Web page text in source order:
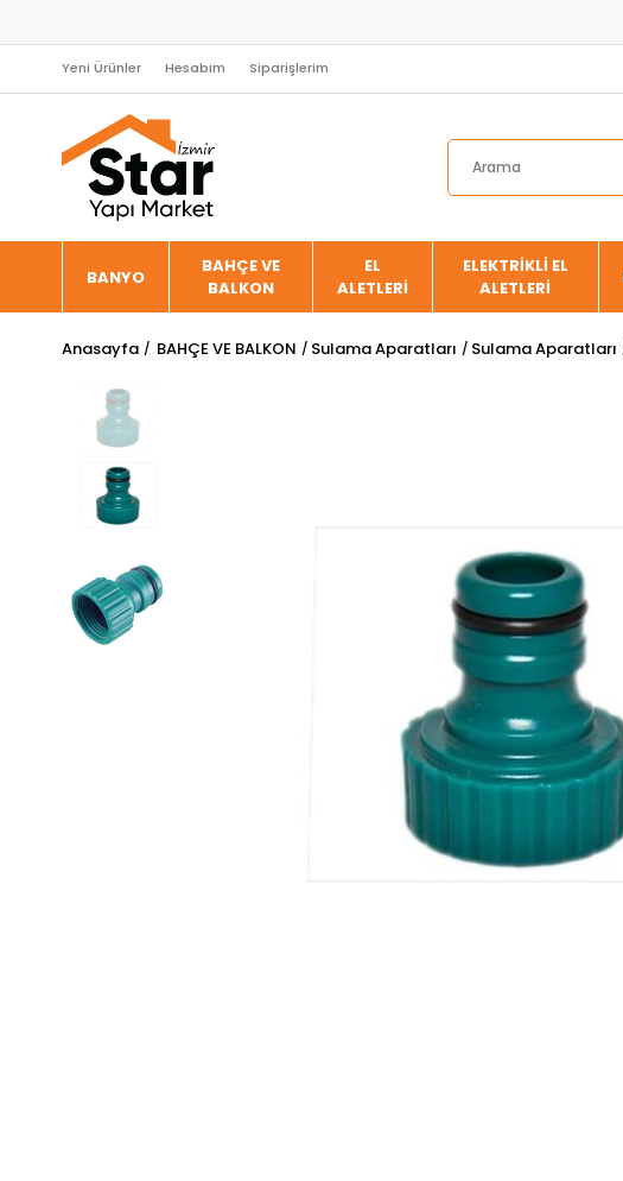
Yeni Ürünler Hesabım Siparişlerim
BANYO
BAHÇE VE
BALKON
EL
ALETLERİ
ELEKTRİKLİ EL
ALETLERİ
Anasayfa BAHÇE VE BALKON Sulama Aparatları Sulama Aparatları